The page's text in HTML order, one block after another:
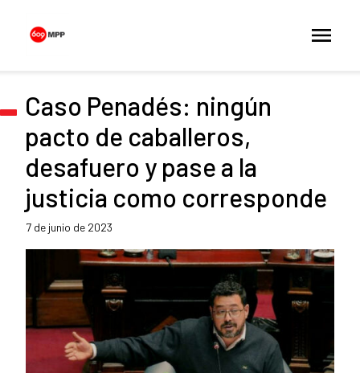
Caso Penadés: ningún
pacto de caballeros,
desafuero y pase a la
justicia como corresponde
7 de junio de 2023